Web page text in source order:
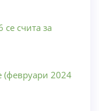
се счита за
(февруари 2024